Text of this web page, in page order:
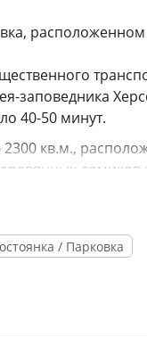
заповедника
40-50 минут.
кв.м.,
фонд рассчитан
питание
кухня. На
/ Парковка